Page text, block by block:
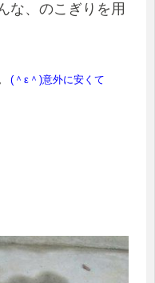
な、のこぎりを用
(＾ε＾)意外に安くて